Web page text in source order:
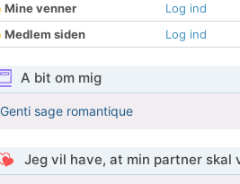
Mine venner
Log ind
Medlem siden
Log ind
A bit om mig
Genti sage romantique
Jeg vil have, at min partner skal